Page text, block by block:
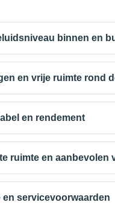
binnen en
en vrije ruimte rond
en rendement
ruimte en aanbevolen
en servicevoorwaarden